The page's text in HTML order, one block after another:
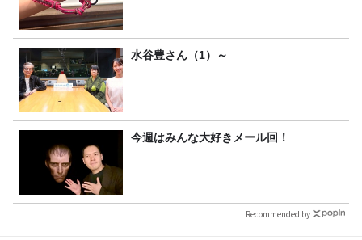
水谷豊さん（1）～
今週はみんな大好きメール回！
Recommended by